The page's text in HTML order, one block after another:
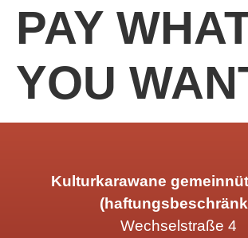
PAY
YOU
Kulturkarawane
Wechselstraße 4